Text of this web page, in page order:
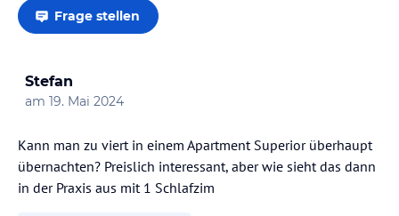
Frage stellen
Stefan
am 19. Mai 2024
Kann man zu viert in einem Apartment Superior überhaupt
übernachten? Preislich interessant, aber wie sieht das dann
in der Praxis aus mit 1 Schlafzim